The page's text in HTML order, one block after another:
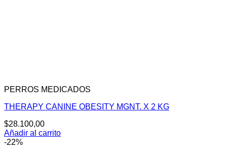
PERROS MEDICADOS
THERAPY CANINE OBESITY MGNT. X 2 KG
$28.100,00
Añadir al carrito
-22%